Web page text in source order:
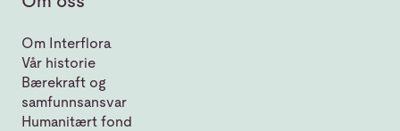
Om Interflora
Vår historie
Bærekraft og
samfunnsansvar
Humanitært fond